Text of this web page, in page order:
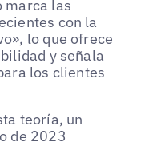
marca las
con la
lo que ofrece
y señala
los clientes
teoría, un
de 2023